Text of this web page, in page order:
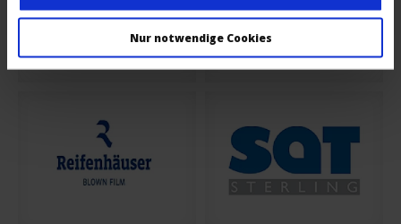
Nur notwendige Cookies